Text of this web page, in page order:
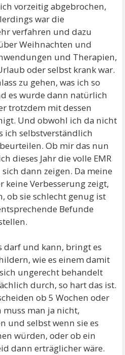
vorzeitig abgebrochen,
war die
verfahren und dazu
Weihnachten und
und Therapien,
oder selbst krank war.
zu gehen, was ich so
es wurde dann natürlich
trotzdem mit dessen
Und obwohl ich da nicht
ich selbstverständlich
Ob mir das nun
dieses Jahr die volle EMR
dann zeigen. Da meine
keine Verbesserung zeigt,
ob sie schlecht genug ist
Befunde
darf und kann, bringt es
wie es einem damit
ungerecht behandelt
durch, so hart das ist.
ob 5 Wochen oder
man ja nicht,
und selbst wenn sie es
würden, oder ob ein
dann erträglicher wäre.